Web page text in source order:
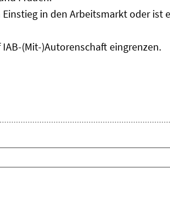
in den Arbeitsmarkt oder
(Mit-)Autorenschaft eingrenzen.